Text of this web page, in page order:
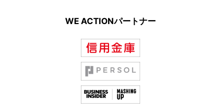
WE ACTIONパートナー